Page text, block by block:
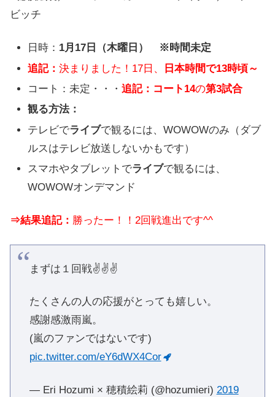
ビッチ
日時： 1月17日（木曜日） ※時間未定
追記：決まりました！17日、
日本時間で13時頃～
コート：未定・・・追記：コート14の第3試合
観る方法：
テレビでライブで観るには、WOWOWのみ（ダブ
ルスはテレビ放送しないかもです）
スマホやタブレットでライブで観るには、
WOWOWオンデマンド
⇒結果追記： 勝ったー！！2回戦進出です^^
まずは１回戦✌️✌️✌️
たくさんの人の応援がとっても嬉しい。
感謝感激雨嵐。
(嵐のファンではないです)
pic.twitter.com/eY6dWX4Cor
— Eri Hozumi × 穂積絵莉 (@hozumieri) 2019